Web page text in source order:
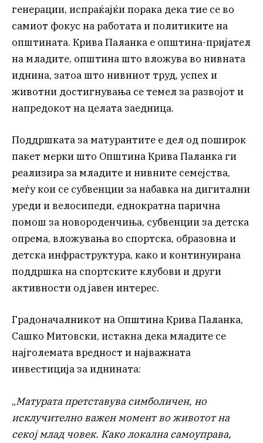
генерации, испраќајќи порака дека тие се во
самиот фокус на работата и политиките на
општината. Крива Паланка е општина-пријател
на младите, општина што вложува во нивната
иднина, затоа што нивниот труд, успех и
животни достигнувања се темел за развојот и
напредокот на целата заедница.
Поддршката за матурантите е дел од поширок
пакет мерки што Општина Крива Паланка ги
реализира за младите и нивните семејства,
меѓу кои се субвенции за набавка на дигитални
уреди и велосипеди, еднократна парична
помош за новороденчиња, субвенции за детска
опрема, вложувања во спортска, образовна и
детска инфраструктура, како и континуирана
поддршка на спортските клубови и други
активности од јавен интерес.
Градоначалникот на Општина Крива Паланка,
Сашко Митовски, истакна дека младите се
најголемата вредност и најважната
инвестиција за иднината:
„Матурата претставува симболичен, но
исклучително важен момент во животот на
секој млад човек. Како локална самоуправа,